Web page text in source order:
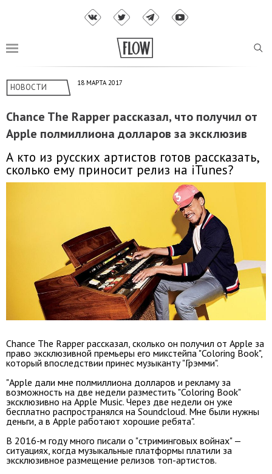
НОВОСТИ 18 МАРТА 2017
Chance The Rapper рассказал, что получил от
Apple полмиллиона долларов за эксклюзив
А кто из русских артистов готов рассказать,
сколько ему приносит релиз на iTunes?
Chance The Rapper рассказал, сколько он получил от Apple за
право эксклюзивной премьеры его микстейпа "Coloring Book",
который впоследствии принес музыканту "Грэмми".
"Apple дали мне полмиллиона долларов и рекламу за
возможность на две недели разместить "Coloring Book"
эксклюзивно на Apple Music. Через две недели он уже
бесплатно распространялся на Soundcloud. Мне были нужны
деньги, а в Apple работают хорошие ребята".
В 2016-м году много писали о "стриминговых войнах" —
ситуациях, когда музыкальные платформы платили за
эксклюзивное размещение релизов топ-артистов.